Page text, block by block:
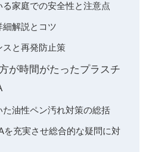
家庭での安全性と注意点
細解説とコツ
スと再発防止策
が時間がたったプラスチ
油性ペン汚れ対策の総括
を充実させ総合的な疑問に対